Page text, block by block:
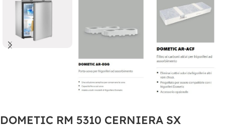
DOMETIC RM 5310 CERNIERA SX